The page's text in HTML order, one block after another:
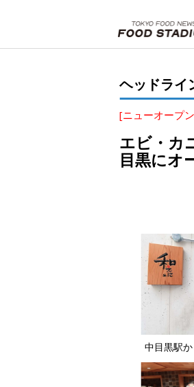
ヘッドライ
[ニューオープ
エビ・カ
目黒にオ
中目黒駅